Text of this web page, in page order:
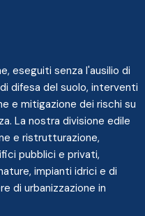
eseguiti senza l'ausilio di
difesa del suolo, interventi
e mitigazione dei rischi su
La nostra divisione edile
e ristrutturazione,
pubblici e privati,
impianti idrici e di
di urbanizzazione in